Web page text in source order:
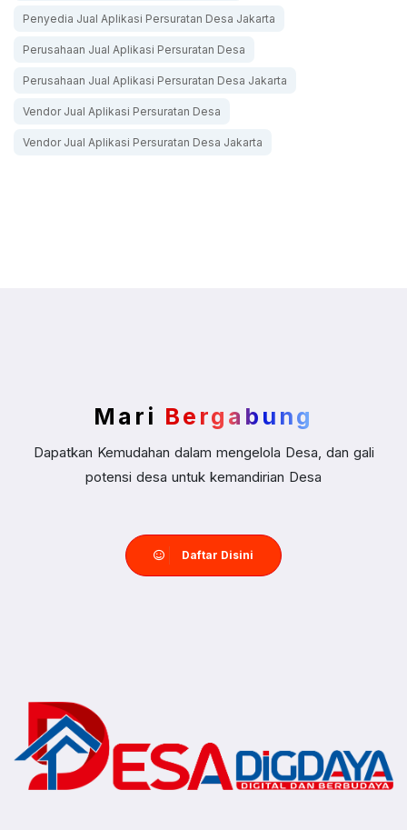
Penyedia Jual Aplikasi Persuratan Desa Jakarta
Perusahaan Jual Aplikasi Persuratan Desa
Perusahaan Jual Aplikasi Persuratan Desa Jakarta
Vendor Jual Aplikasi Persuratan Desa
Vendor Jual Aplikasi Persuratan Desa Jakarta
Mari Bergabung
Dapatkan Kemudahan dalam mengelola Desa, dan gali
potensi desa untuk kemandirian Desa
Daftar Disini